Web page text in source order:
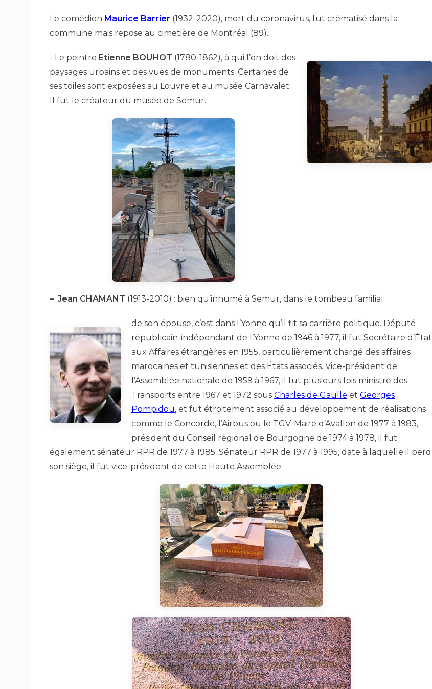
Le comédien Maurice Barrier (1932-2020), mort du coronavirus, fut crématisé dans la
commune mais repose au cimetière de Montréal (89).
- Le peintre Etienne BOUHOT (1780-1862), à qui l’on doit des
paysages urbains et des vues de monuments. Certaines de
ses toiles sont exposées au Louvre et au musée Carnavalet.
Il fut le créateur du musée de Semur.
– Jean CHAMANT (1913-2010) : bien qu’inhumé à Semur, dans le tombeau familial
de son épouse, c’est dans l’Yonne qu’il fit sa carrière politique. Député
républicain-indépendant de l’Yonne de 1946 à 1977, il fut Secrétaire d’État
aux Affaires étrangères en 1955, particulièrement chargé des affaires
marocaines et tunisiennes et des États associés. Vice-président de
l’Assemblée nationale de 1959 à 1967, il fut plusieurs fois ministre des
Transports entre 1967 et 1972 sous Charles de Gaulle et Georges
Pompidou, et fut étroitement associé au développement de réalisations
comme le Concorde, l’Airbus ou le TGV. Maire d’Avallon de 1977 à 1983,
président du Conseil régional de Bourgogne de 1974 à 1978, il fut
également sénateur RPR de 1977 à 1985. Sénateur RPR de 1977 à 1995, date à laquelle il perd
son siège, il fut vice-président de cette Haute Assemblée.